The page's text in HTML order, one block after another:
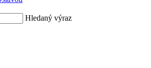
Hledaný výraz